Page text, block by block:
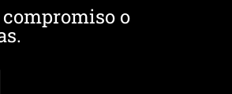
o